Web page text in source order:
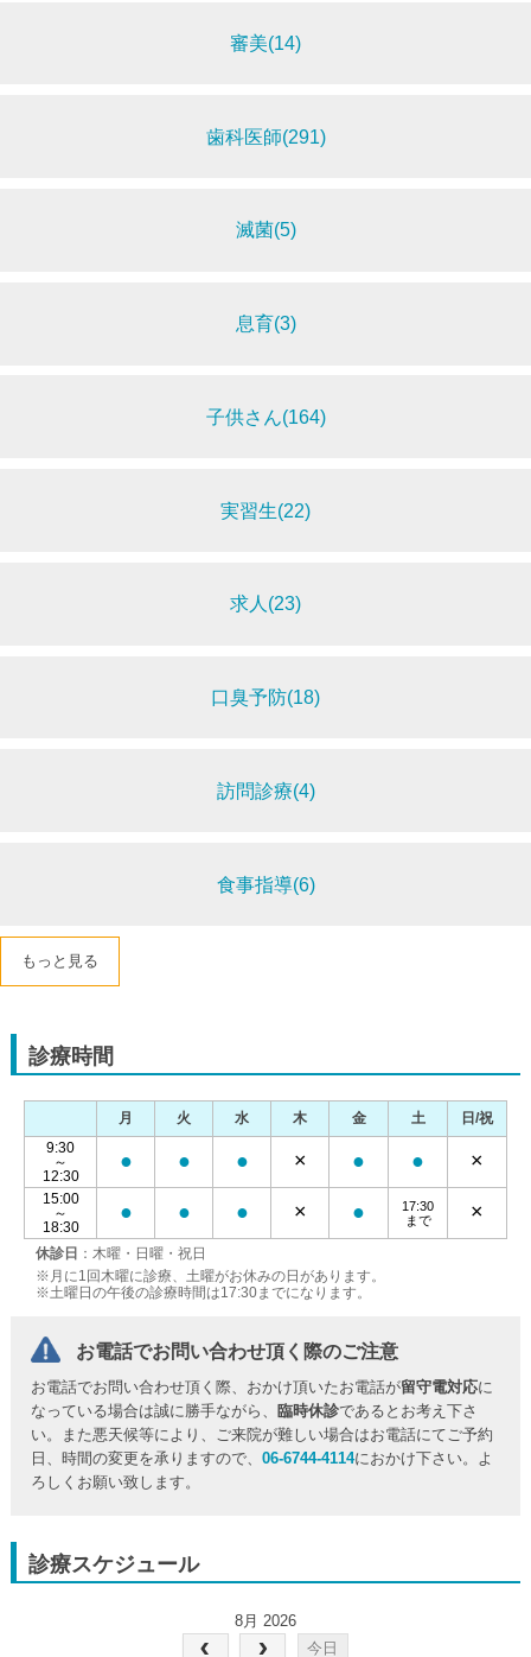
審美(14)
歯科医師(291)
滅菌(5)
息育(3)
子供さん(164)
実習生(22)
求人(23)
口臭予防(18)
訪問診療(4)
食事指導(6)
もっと見る
診療時間
休診日 ：木曜・日曜・祝日
※月に1回木曜に診療、土曜がお休みの日があります。
※土曜日の午後の診療時間は17:30までになります。
月 火 水 木 金 土
日/祝
9:30
～
12:30
● ● ● × ● ● ×
15:00
～
18:30
● ● ● × ●
17:30
まで
×
お電話でお問い合わせ頂く際のご注意
お電話でお問い合わせ頂く際、おかけ頂いたお電話が留守電対応に
なっている場合は誠に勝手ながら、
臨時休診であるとお考え下さ
い。また悪天候等により、ご来院が難しい場合はお電話にてご予約
日、時間の変更を承りますので、06-6744-4114におかけ下さい。よ
ろしくお願い致します。
診療スケジュール
8月 2026
今日